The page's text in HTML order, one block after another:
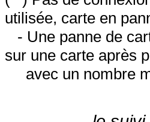
utilisée, carte en
- Une panne de
sur une carte après
avec un nombre